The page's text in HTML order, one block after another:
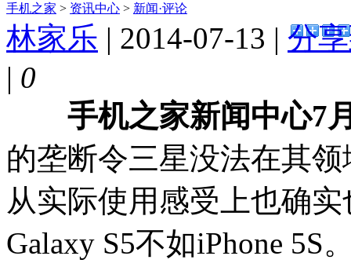
手机之家 > 资讯中心 > 新闻·评论
林家乐 | 2014-07-13 | 分
| 0
手机之家新闻中心7
的垄断令三星没法在其
从实际使用感受上也确
Galaxy S5不如iPhone